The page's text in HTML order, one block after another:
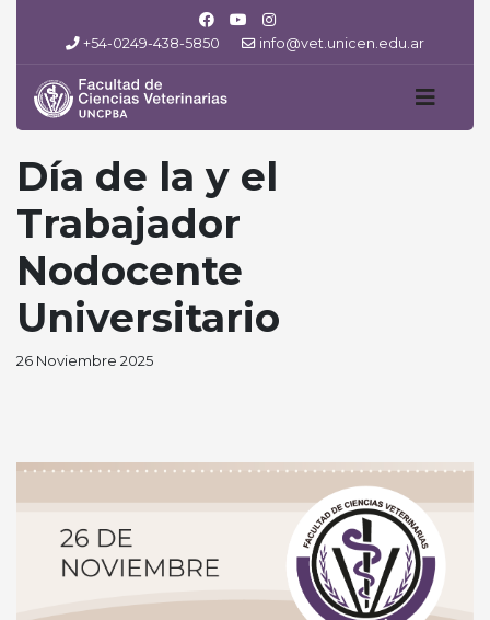
+54-0249-438-5850 info@vet.unicen.edu.ar
Día de la y el
Trabajador
Nodocente
Universitario
26 Noviembre 2025